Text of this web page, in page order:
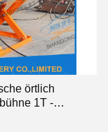
örtlich
1T -